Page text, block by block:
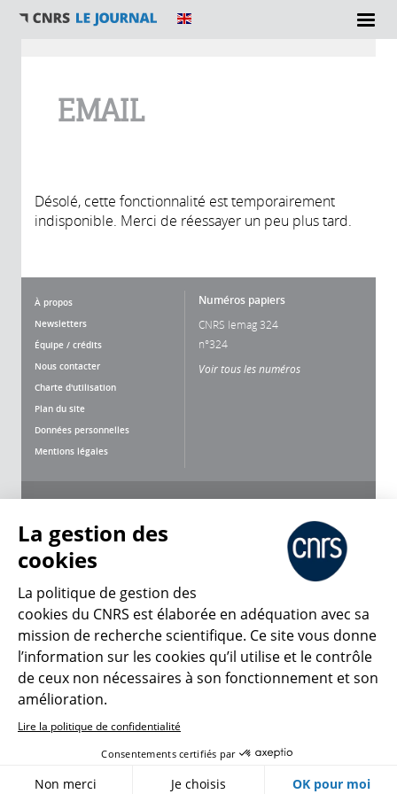
EMAIL
Désolé, cette fonctionnalité est temporairement
indisponible. Merci de réessayer un peu plus tard.
À propos
Newsletters
Équipe / crédits
Nous contacter
Charte d'utilisation
Plan du site
Données personnelles
Mentions légales
Numéros papiers
CNRS lemag 324
n°324
Voir tous les numéros
CNRS Le Mag
© 2026, CNRS
Créer un compte Se connecter
Gestion des cookies
La gestion des
cookies
La politique de gestion des
cookies du CNRS est élaborée en adéquation avec sa
mission de recherche scientifique. Ce site vous donne
l’information sur les cookies qu’il utilise et le contrôle
de ceux non nécessaires à son fonctionnement et son
amélioration.
Lire la politique de confidentialité
Consentements certifiés par
Non merci Je choisis OK pour moi